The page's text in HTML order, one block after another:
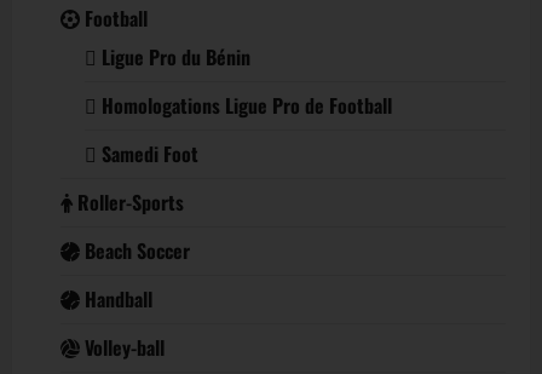
Football
Ligue Pro du Bénin
Homologations Ligue Pro de Football
Samedi Foot
Roller-Sports
Beach Soccer
Handball
Volley-ball